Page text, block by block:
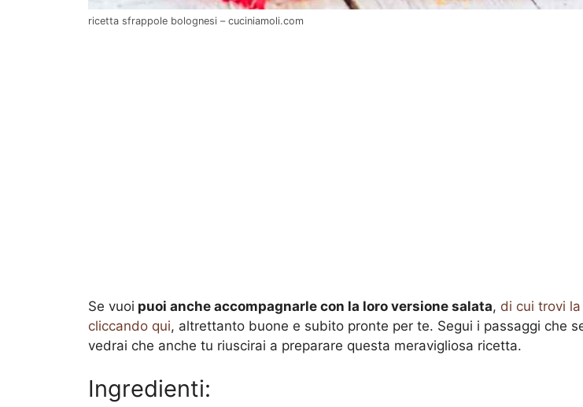
ricetta sfrappole bolognesi – cuciniamoli.com
Se vuoi puoi anche accompagnarle con la loro versione salata, di cui trovi
cliccando qui, altrettanto buone e subito pronte per te. Segui i passaggi che
vedrai che anche tu riuscirai a preparare questa meravigliosa ricetta.
Ingredienti: